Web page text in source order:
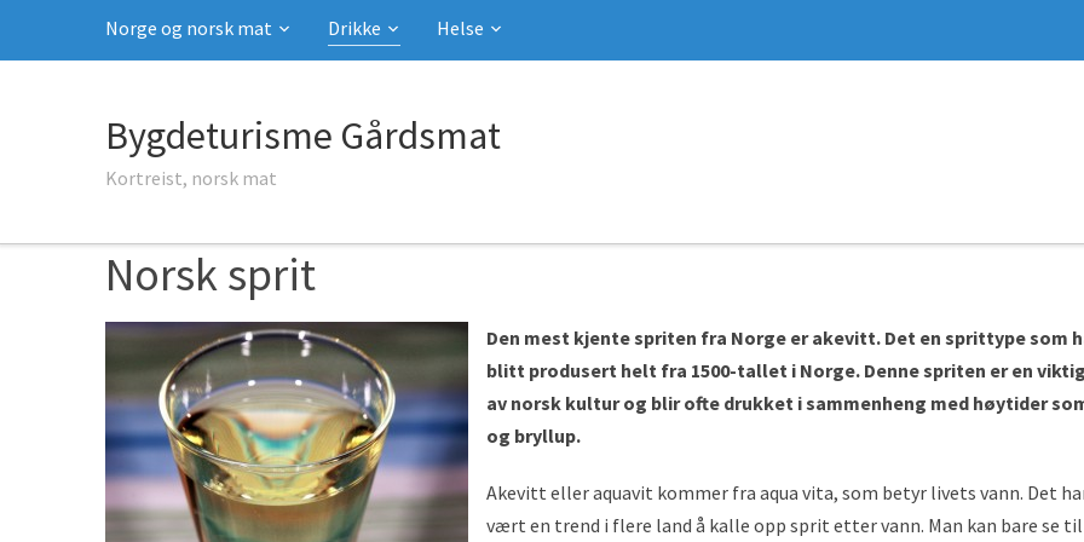
Norge og norsk mat Drikke Helse
Bygdeturisme Gårdsmat
Kortreist, norsk mat
Norsk sprit
Den mest kjente spriten fra Norge er akevitt. Det en sprittype som
blitt produsert helt fra 1500-tallet i Norge. Denne spriten er en
av norsk kultur og blir ofte drukket i sammenheng med høytider
og bryllup.
Akevitt eller aquavit kommer fra aqua vita, som betyr livets vann. Det
vært en trend i flere land å kalle opp sprit etter vann. Man kan bare se til